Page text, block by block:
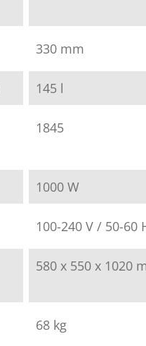
330 mm
145 l
1845
1000 W
100-240 V / 50-60
580 x 550 x 1020
68 kg